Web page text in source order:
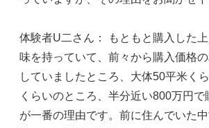
体験者U二さん： もともと購入した
味を持っていて、前々から購入価格
していましたところ、大体50平米く
くらいのところ、半分近い800万円で
が一番の理由です。前に住んでいた